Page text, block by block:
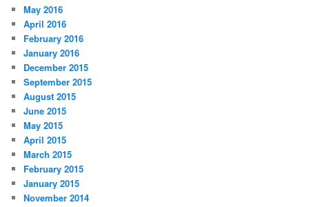
May 2016
April 2016
February 2016
January 2016
December 2015
September 2015
August 2015
June 2015
May 2015
April 2015
March 2015
February 2015
January 2015
November 2014